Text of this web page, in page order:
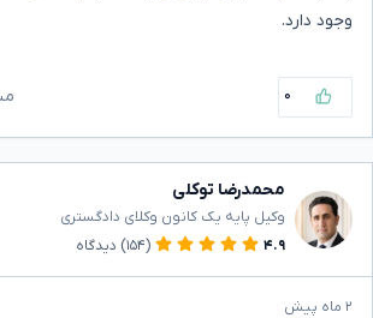
وجود دارد.
۰
محمدرضا توکلی
وکیل پایه یک کانون وکلای دادگستری
۴.۹
(۱۵۴) دیدگاه
۲ ماه پیش